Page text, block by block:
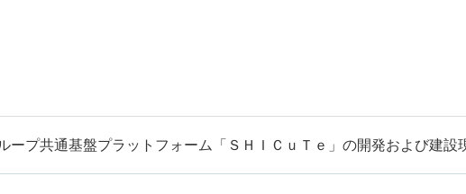
ープ共通基盤プラットフォーム「ＳＨＩＣｕＴｅ」の開発および建設